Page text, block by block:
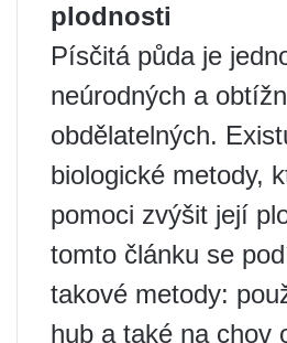
plodnosti
Písčitá půda je
neúrodných a
obdělatelných.
biologické metody,
pomoci zvýšit její
tomto článku se
takové metody:
hub a také na chov